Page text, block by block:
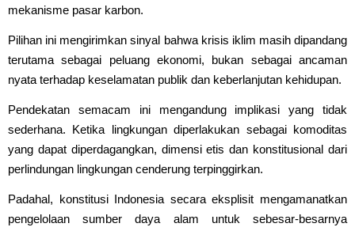
mekanisme pasar karbon.
Pilihan ini mengirimkan sinyal bahwa krisis iklim masih dipandang
terutama sebagai peluang ekonomi, bukan sebagai ancaman
nyata terhadap keselamatan publik dan keberlanjutan kehidupan.
Pendekatan semacam ini mengandung implikasi yang tidak
sederhana. Ketika lingkungan diperlakukan sebagai komoditas
yang dapat diperdagangkan, dimensi etis dan konstitusional dari
perlindungan lingkungan cenderung terpinggirkan.
Padahal, konstitusi Indonesia secara eksplisit mengamanatkan
pengelolaan sumber daya alam untuk sebesar-besarnya